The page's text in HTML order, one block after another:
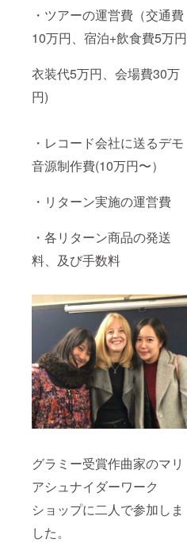
・ツアーの運営費（交通費
10万円、宿泊+飲食費5万円
衣装代5万円、会場費30万
円)
・レコード会社に送るデモ
音源制作費(10万円〜）
・リターン実施の運営費
・各リターン商品の発送
料、及び手数料
グラミー受賞作曲家のマリ
アシュナイダーワーク
ショップに二人で参加しま
した。